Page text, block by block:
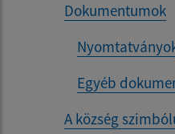
Dokumentumok
Egyéb
A község